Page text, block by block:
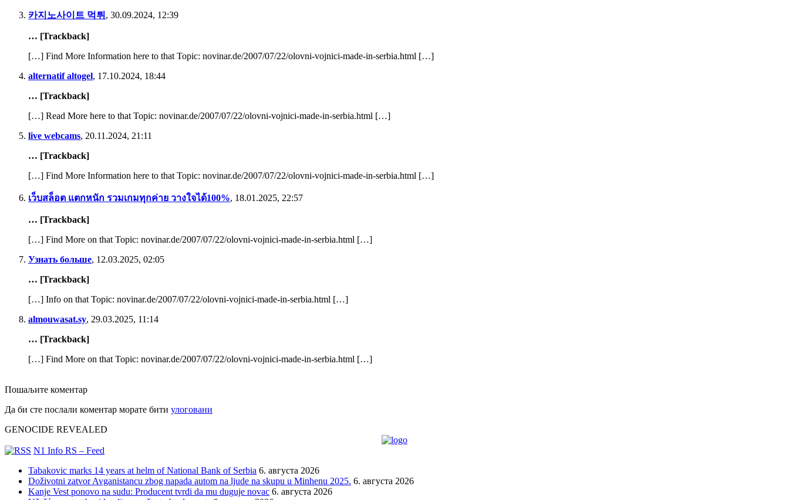
카지노사이트 먹튀 , 30.09.2024, 12:39
… [Trackback]
[…] Find More Information here to that Topic: novinar.de/2007/07/22/olovni-vojnici-made-in-serbia.html […]
alternatif altogel, 17.10.2024, 18:44
… [Trackback]
[…] Read More here to that Topic: novinar.de/2007/07/22/olovni-vojnici-made-in-serbia.html […]
live webcams, 20.11.2024, 21:11
… [Trackback]
[…] Find More Information here to that Topic: novinar.de/2007/07/22/olovni-vojnici-made-in-serbia.html […]
เว็บสล็อต แตกหนัก รวมเกมทุกค่าย วางใจได้100%, 18.01.2025, 22:57
… [Trackback]
[…] Find More on that Topic: novinar.de/2007/07/22/olovni-vojnici-made-in-serbia.html […]
Узнать больше, 12.03.2025, 02:05
… [Trackback]
[…] Info on that Topic: novinar.de/2007/07/22/olovni-vojnici-made-in-serbia.html […]
almouwasat.sy, 29.03.2025, 11:14
… [Trackback]
[…] Find More on that Topic: novinar.de/2007/07/22/olovni-vojnici-made-in-serbia.html […]
Пошаљите коментар
Да би сте послали коментар морате бити улоговани
GENOCIDE REVEALED
N1 Info RS – Feed
Tabakovic marks 14 years at helm of National Bank of Serbia 6. августа 2026
Doživotni zatvor Avganistancu zbog napada autom na ljude na skupu u Minhenu 2025. 6. августа 2026
Kanje Vest ponovo na sudu: Producent tvrdi da mu duguje novac 6. августа 2026